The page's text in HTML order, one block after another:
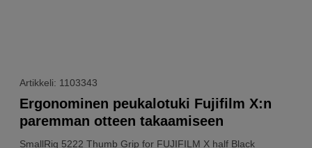
Artikkeli: 1103343
SmallRig 5222 Thumb Grip for FUJIFILM X half Black
Ergonominen peukalotuki Fujifilm X:n
paremman otteen takaamiseen